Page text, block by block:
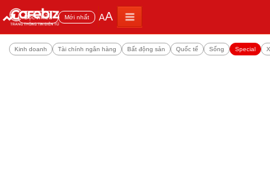
Đọc nhiều Mới nhất AA
Kinh doanh Tài chính ngân hàng Bất động sản Quốc tế Sống Special